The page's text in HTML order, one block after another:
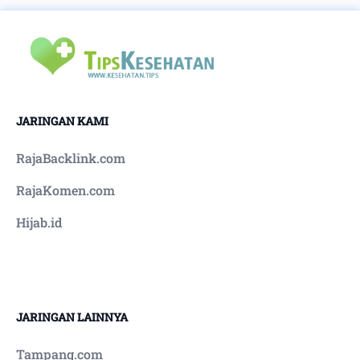
depan yang lebih kompetitif dan berdaya saing
JARINGAN KAMI
RajaBacklink.com
RajaKomen.com
Hijab.id
JARINGAN LAINNYA
Tampang.com